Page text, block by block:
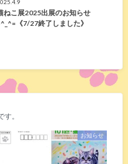
ねこ展2025出展のお知らせ
《7/27終了しました》
。
お知らせ